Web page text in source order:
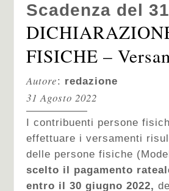
Scadenza del
FISICHE –
Autore: redazione
31 Agosto 2022
I contribuenti persone
effettuare i versamenti
delle persone fisiche
scelto il pagamento
entro il 30 giugno 2022,